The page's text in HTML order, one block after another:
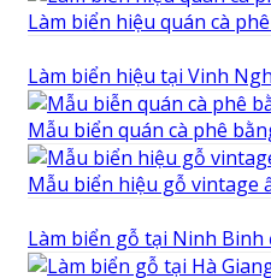
Làm biển hiệu quán cà
Làm biển hiệu tại Vinh
Mẫu biển quán cà phê
Mẫu biển hiệu gỗ vintage
Làm biển gỗ tại Ninh Binh